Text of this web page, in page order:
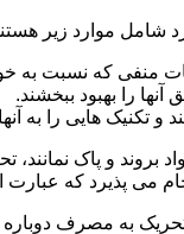
شامل موارد زیر
که نسبت به خود
را بهبود ببخشند.
و تکنیک هایی را به
و پاک نمانند،
می پذیرد که عبارت
به مصرف دوباره